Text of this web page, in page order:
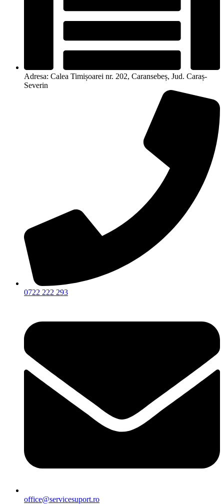
Adresa: Calea Timișoarei nr. 202, Caransebeș, Jud. Caraș-
Severin
0722 222 293
office@servicesuport.ro